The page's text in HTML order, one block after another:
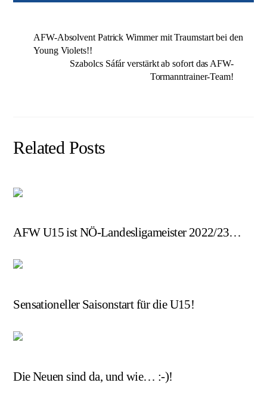
AFW-Absolvent Patrick Wimmer mit Traumstart bei den
Young Violets!!
Szabolcs Sáfár verstärkt ab sofort das AFW-
Tormanntrainer-Team!
Related Posts
AFW U15 ist NÖ-Landesligameister 2022/23…
Sensationeller Saisonstart für die U15!
Die Neuen sind da, und wie… :-)!